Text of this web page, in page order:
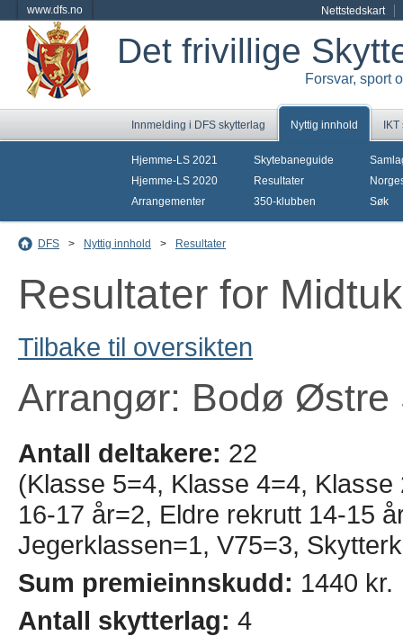
www.dfs.no Nettstedskart
Det frivillige
Forsvar, sport
Innmelding i DFS skytterlag Nyttig innhold
Hjemme-LS 2021
Hjemme-LS 2020
Arrangementer
Skytebaneguide
Resultater
350-klubben
Søk
DFS > Nyttig innhold > Resultater
Resultater for
Tilbake til oversikten
Arrangør: Bodø Østre
Antall deltakere: 22
(Klasse 5=4, Klasse 4=4,
16-17 år=2, Eldre rekrutt 14-15
Jegerklassen=1, V75=3,
Sum premieinnskudd: 1440 kr.
Antall skytterlag: 4